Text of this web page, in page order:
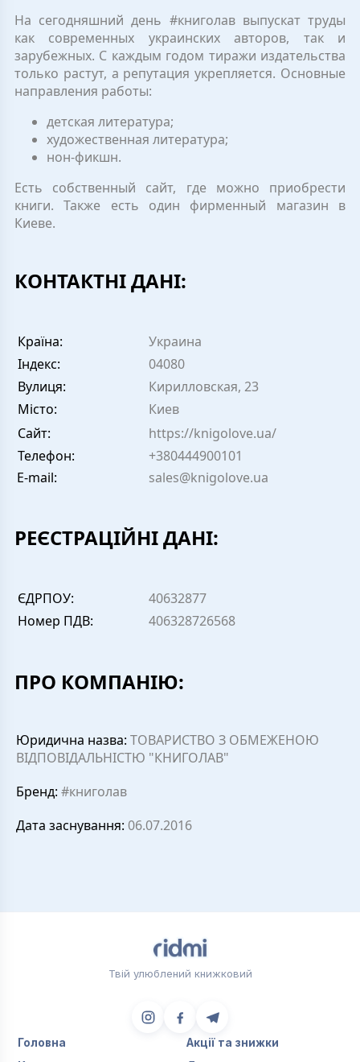
На сегодняшний день #книголав выпускат труды
как современных украинских авторов, так и
зарубежных. С каждым годом тиражи издательства
только растут, а репутация укрепляется. Основные
направления работы:
детская литература;
художественная литература;
нон-фикшн.
Есть собственный сайт, где можно приобрести
книги. Также есть один фирменный магазин в
Киеве.
КОНТАКТНІ ДАНІ:
Країна:
Украина
Індекс:
04080
Вулиця:
Кирилловская, 23
Місто:
Киев
Сайт:
https://knigolove.ua/
Телефон:
+380444900101
E-mail:
sales@knigolove.ua
РЕЄСТРАЦІЙНІ ДАНІ:
ЄДРПОУ:
40632877
Номер ПДВ:
406328726568
ПРО КОМПАНІЮ:
Юридична назва: ТОВАРИСТВО З ОБМЕЖЕНОЮ
ВІДПОВІДАЛЬНІСТЮ "КНИГОЛАВ"
Бренд: #книголав
Дата заснування: 06.07.2016
Твій улюблений книжковий
Головна
Акції та знижки